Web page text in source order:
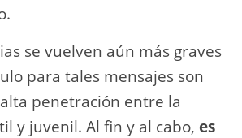
se vuelven aún más graves
para tales mensajes son
penetración entre la
y juvenil. Al fin y al cabo, es